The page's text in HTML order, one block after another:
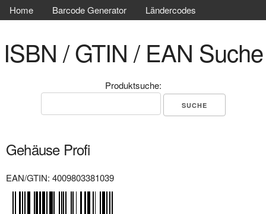
Home Barcode Generator Ländercodes
ISBN / GTIN / EAN Suche
Produktsuche:
Gehäuse Profi
EAN/GTIN: 4009803381039